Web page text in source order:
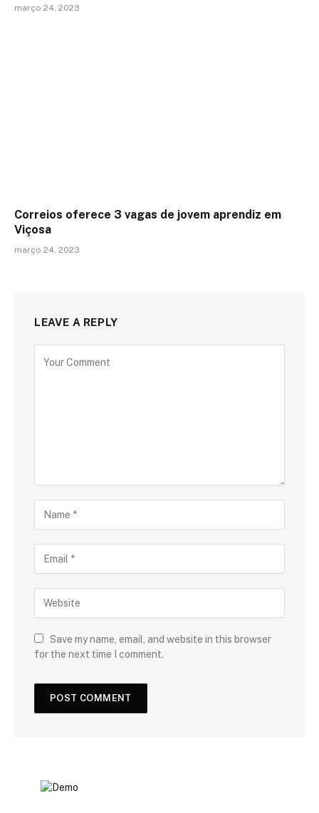
março 24, 2023
Correios oferece 3 vagas de jovem aprendiz em
Viçosa
março 24, 2023
LEAVE A REPLY
Save my name, email, and website in this browser
for the next time I comment.